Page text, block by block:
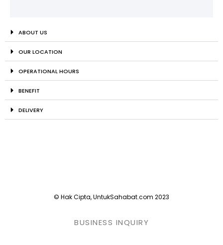
ABOUT US
OUR LOCATION
OPERATIONAL HOURS
BENEFIT
DELIVERY
© Hak Cipta, UntukSahabat.com 2023
BUSINESS INQUIRY